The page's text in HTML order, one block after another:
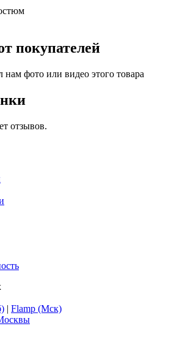
покупателей
фото или видео этого товара
отзывов.
| Flamp (Мск)